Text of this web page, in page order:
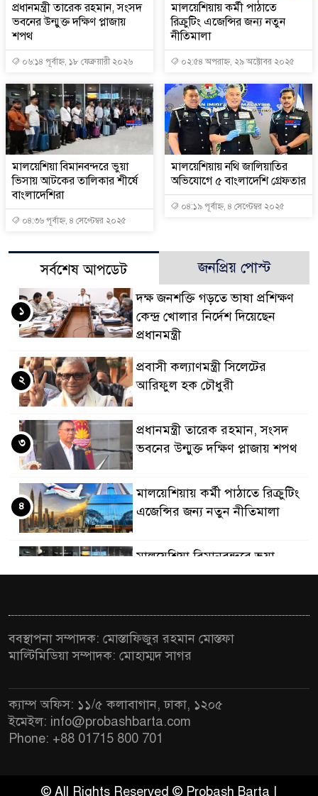
প্রধানমন্ত্রী তারেক রহমান, সংসদ
ভবনের উন্মুক্ত দক্ষিণ প্লাজায়
শপথ
০৬:১৪ পূর্বাহ্ন, ১৮ ফেব্রুয়ারী ২০২৬
মালয়েশিয়ায় কর্মী পাঠাতে
রিক্রুটিং এজেন্সির জন্য নতুন
নীতিমালা
০২:৫৪ অপরাহ্ন, ২৯ অক্টোবর ২০২৫
মালয়েশিয়া বিমানবন্দরে ভুয়া
ভিসায় আটকের তালিকার শীর্ষে
বাংলাদেশিরা
০৪:৩৬ পূর্বাহ্ন, ৪ সেপ্টেম্বর ২০২৫
মালয়েশিয়ায় নথি জালিয়াতির
অভিযোগে ৫ বাংলাদেশি গ্রেফতার
০৪:১৯ পূর্বাহ্ন, ৪ সেপ্টেম্বর ২০২৫
সর্বশেষ আপডেট জনপ্রিয় পোস্ট
দক্ষ জনশক্তি গড়তে ভাষা প্রশিক্ষণ
কেন্দ্র খোলার নির্দেশ দিয়েছেন
প্রধানমন্ত্রী
১
প্রবাসী কল্যাণমন্ত্রী সিলেটের
আরিফুল হক চৌধুরী
২
প্রধানমন্ত্রী তারেক রহমান, সংসদ
ভবনের উন্মুক্ত দক্ষিণ প্লাজায় শপথ
৩
মালয়েশিয়ায় কর্মী পাঠাতে রিক্রুটিং
এজেন্সির জন্য নতুন নীতিমালা
৪
মালয়েশিয়া বিমানবন্দরে ভুয়া
ভিসায় আটকের তালিকার শীর্ষে
অভিযোগে ৫ বাংলাদেশি গ্রেফতার
৬
কুয়ালালামপুরে বিশেষ অভিযানে
বাংলাদেশিসহ ৭৭০ অভিবাসী আটক
৭
ইসলাম
ববস্থাপনা সম্পাদক: মোস্তাফিজুর রহমান মোস্তফা
মাল্টিমিডিয়া সম্পাদক: মোহাম্মদ সাগর
ক্যাম্প অফিস: ১১/৫ কলাবাগান, ঢাকা, ১২০৫
ইমেইল: info@probashbarta.com
Phone: +88 01715 800 701
© All Rights Reserved © Probash Barta |